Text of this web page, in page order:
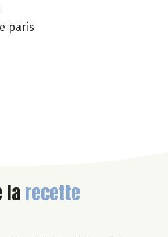
paris
larecette